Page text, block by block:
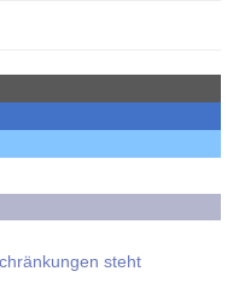
steht